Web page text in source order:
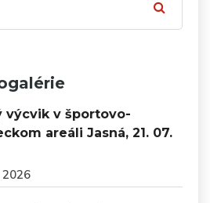
výcvik v športovo-
areáli Jasná, 21. 07.
2026